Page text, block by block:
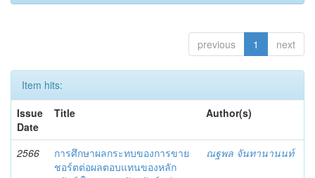
previous 1 next
Item hits:
Issue
Date
Title Author(s)
2566
การศึกษาผลกระทบของการขาย
ชอร์ตต่อผลตอบแทนของหลัก
ณฐพล จันทานานนท์